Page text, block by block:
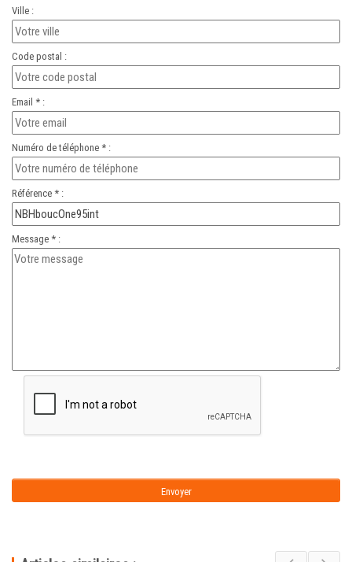
Ville :
Code postal :
Email * :
Numéro de téléphone * :
Référence * :
Message * :